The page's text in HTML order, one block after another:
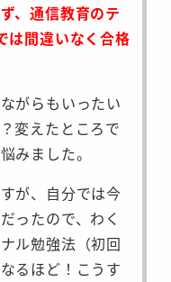
、通信教育のテ
は間違いなく合格
がらもいったい
変えたところで
みました。
が、自分では今
ったので、わく
ル勉強法（初回
るほど！こうす